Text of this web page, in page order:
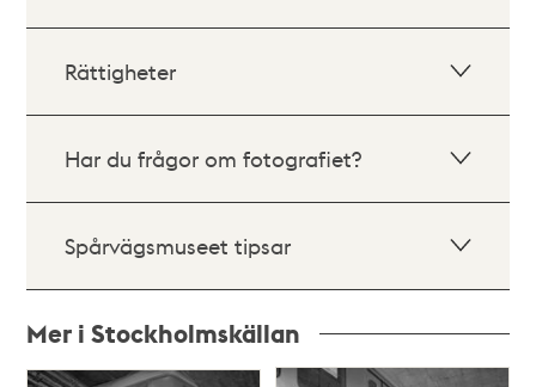
Rättigheter
Har du frågor om fotografiet?
Spårvägsmuseet tipsar
Mer i Stockholmskällan
Relaterade